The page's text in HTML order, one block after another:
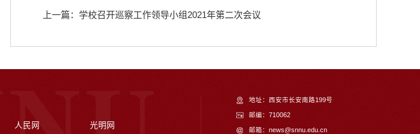
上一篇：学校召开巡察工作领导小组2021年第二次会议
人民网 光明网
地址：西安市长安南路199号
邮编：710062
邮箱：news@snnu.edu.cn